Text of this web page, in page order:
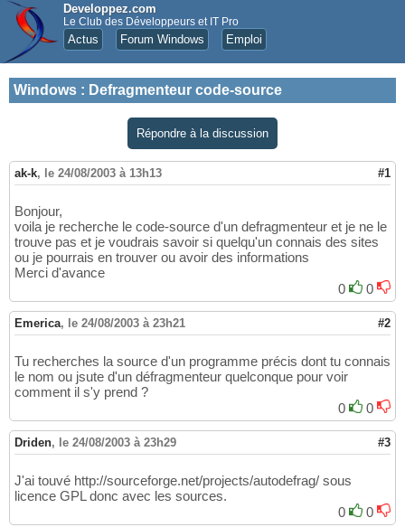
Developpez.com
Le Club des Développeurs et IT Pro
Actus Forum Windows Emploi
Windows : Defragmenteur code-source
Répondre à la discussion
ak-k, le 24/08/2003 à 13h13 #1
Bonjour,
voila je recherche le code-source d'un defragmenteur et je ne le
trouve pas et je voudrais savoir si quelqu'un connais des sites
ou je pourrais en trouver ou avoir des informations
Merci d'avance
0
0
Emerica, le 24/08/2003 à 23h21 #2
Tu recherches la source d'un programme précis dont tu connais
le nom ou jsute d'un défragmenteur quelconque pour voir
comment il s'y prend ?
0
0
Driden, le 24/08/2003 à 23h29 #3
J'ai touvé http://sourceforge.net/projects/autodefrag/ sous
licence GPL donc avec les sources.
0
0